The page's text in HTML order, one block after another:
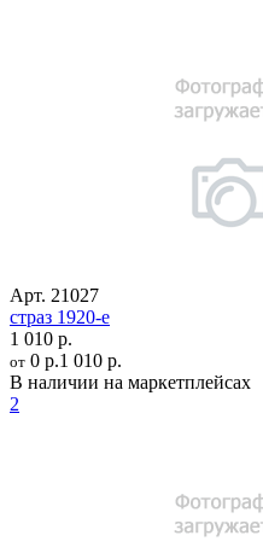
Арт. 21027
страз 1920-е
1 010 р.
от 0 р.1 010 р.
В наличии на маркетплейсах
2